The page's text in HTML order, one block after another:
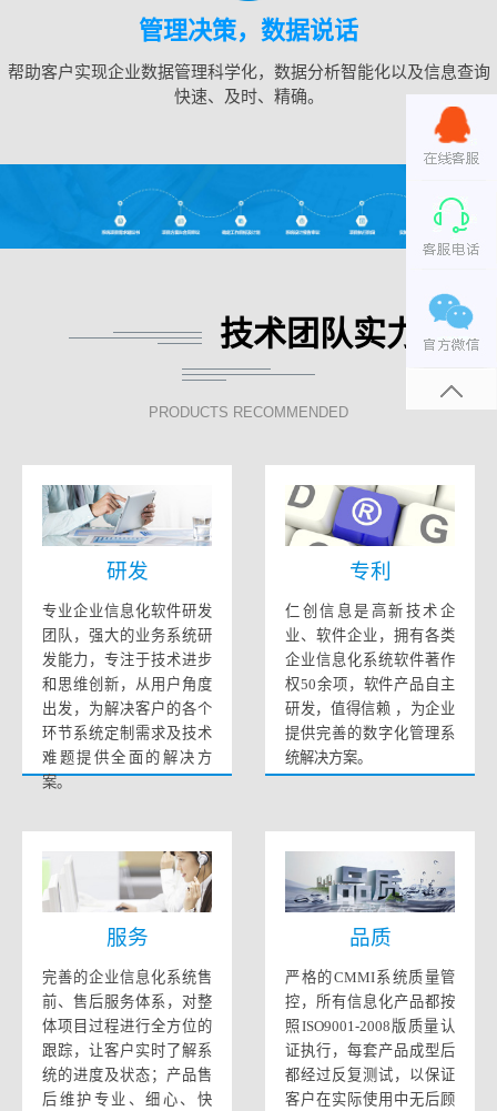
管理决策，数据说话
帮助客户实现企业数据管理科学化，数据分析智能化以及信息查询
快速、及时、精确。
技术团队实力
PRODUCTS RECOMMENDED
研发
专业企业信息化软件研发
团队，强大的业务系统研
发能力，专注于技术进步
和思维创新，从用户角度
出发，为解决客户的各个
环节系统定制需求及技术
难题提供全面的解决方
案。
专利
仁创信息是高新技术企
业、软件企业，拥有各类
企业信息化系统软件著作
权50余项，软件产品自主
研发，值得信赖 ，为企业
提供完善的数字化管理系
统解决方案。
服务
完善的企业信息化系统售
前、售后服务体系，对整
体项目过程进行全方位的
跟踪，让客户实时了解系
统的进度及状态；产品售
后维护专业、细心、快
品质
严格的CMMI系统质量管
控，所有信息化产品都按
照ISO9001-2008版质量认
证执行，每套产品成型后
都经过反复测试，以保证
客户在实际使用中无后顾